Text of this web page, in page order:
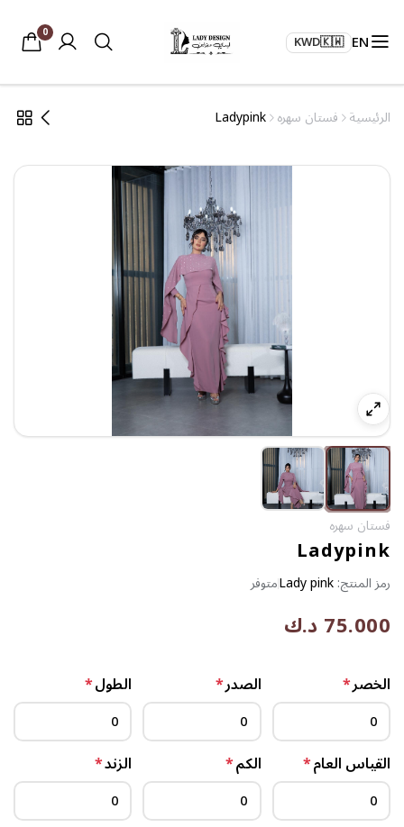
EN
🇰🇼
KWD
0
الرئيسية فستان سهره Ladypink
فستان سهره
Ladypink
رمز المنتج:Lady pinkمتوفر
75.000 د.ك
الخصر* الصدر* الطول*
القياس العام* الكم* الزند*